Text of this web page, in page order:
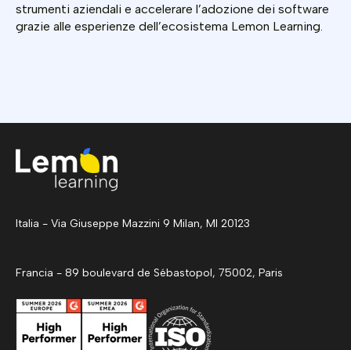
strumenti aziendali e accelerare l’adozione dei software
grazie alle esperienze dell’ecosistema Lemon Learning.
Italia - Via Giuseppe Mazzini 9 Milan, MI 20123
Francia - 89 boulevard de Sébastopol, 75002, Paris